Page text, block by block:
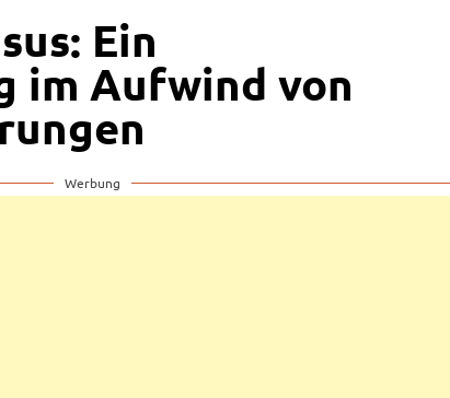
Ein
im Aufwind von
Werbung